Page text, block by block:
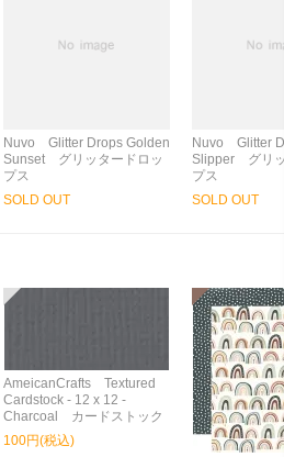
Nuvo Glitter Drops Golden
Sunset グリッタードロッ
プス
SOLD OUT
Nuvo Glitter
Slipper グリ
プス
SOLD OUT
AmeicanCrafts Textured
Cardstock - 12 x 12 -
Charcoal カードストック
100円(税込)